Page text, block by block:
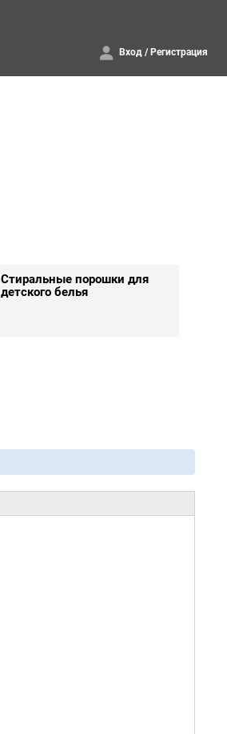
Вход / Регистрация
Стиральные порошки для
детского белья